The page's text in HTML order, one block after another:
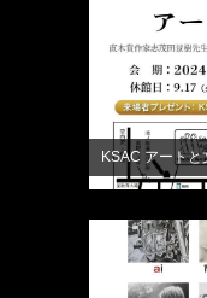
KSAC アート